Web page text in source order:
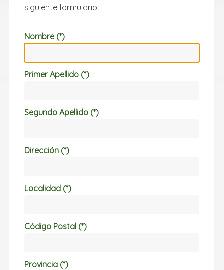
siguiente formulario:
Nombre (*)
Primer Apellido (*)
Segundo Apellido (*)
Dirección (*)
Localidad (*)
Código Postal (*)
Provincia (*)